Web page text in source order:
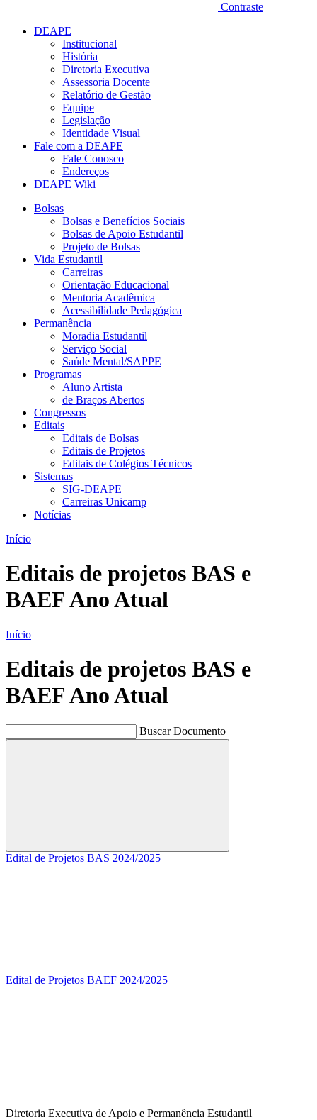
Contraste
DEAPE
Institucional
História
Diretoria Executiva
Assessoria Docente
Relatório de Gestão
Equipe
Legislação
Identidade Visual
Fale com a DEAPE
Fale Conosco
Endereços
DEAPE Wiki
Bolsas
Bolsas e Benefícios Sociais
Bolsas de Apoio Estudantil
Projeto de Bolsas
Vida Estudantil
Carreiras
Orientação Educacional
Mentoria Acadêmica
Acessibilidade Pedagógica
Permanência
Moradia Estudantil
Serviço Social
Saúde Mental/SAPPE
Programas
Aluno Artista
de Braços Abertos
Congressos
Editais
Editais de Bolsas
Editais de Projetos
Editais de Colégios Técnicos
Sistemas
SIG-DEAPE
Carreiras Unicamp
Notícias
Início
Editais de projetos BAS e
BAEF Ano Atual
Início
Editais de projetos BAS e
BAEF Ano Atual
Buscar Documento
Buscar
Edital de Projetos BAS 2024/2025
Edital de Projetos BAEF 2024/2025
Diretoria Executiva de Apoio e Permanência Estudantil